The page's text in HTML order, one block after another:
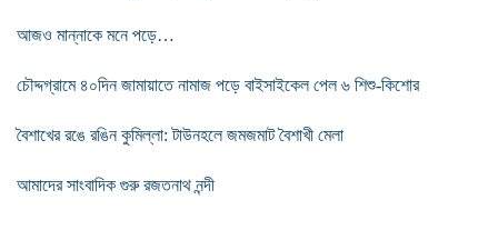
আজও মান্নাকে মনে পড়ে…
চৌদ্দগ্রামে ৪০দিন জামায়াতে নামাজ পড়ে বাইসাইকেল পেল ৬ শিশু-কিশোর
বৈশাখের রঙে রঙিন কুমিল্লা: টাউনহলে জমজমাট বৈশাখী মেলা
আমাদের সাংবাদিক গুরু রজতনাথ নন্দী